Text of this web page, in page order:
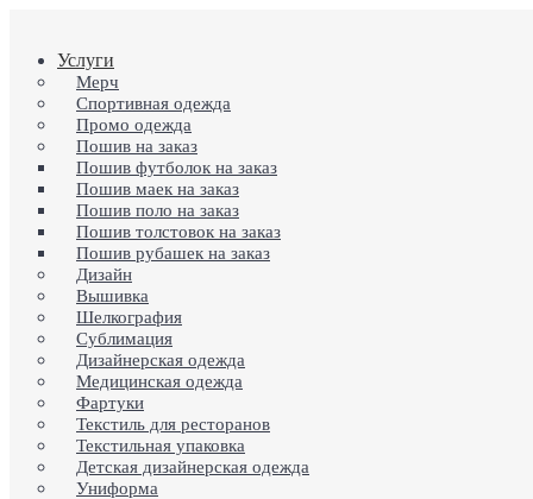
main
content
search
Menu Услуги
Мерч
Спортивная одежда
Промо одежда
Пошив на заказ
Пошив футболок на заказ
Пошив маек на заказ
Пошив поло на заказ
Пошив толстовок на заказ
Пошив рубашек на заказ
Дизайн
Вышивка
Шелкография
Сублимация
Дизайнерская одежда
Медицинская одежда
Фартуки
Текстиль для ресторанов
Текстильная упаковка
Детская дизайнерская одежда
Униформа